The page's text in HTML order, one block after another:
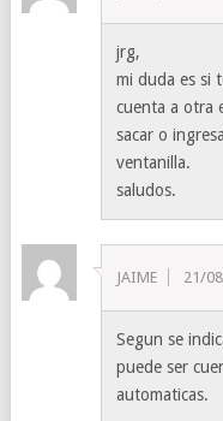
jrg,
mi duda es si
cuenta a otra
sacar o
ventanilla.
saludos.
JAIME 21/
Segun se
puede ser
automaticas.